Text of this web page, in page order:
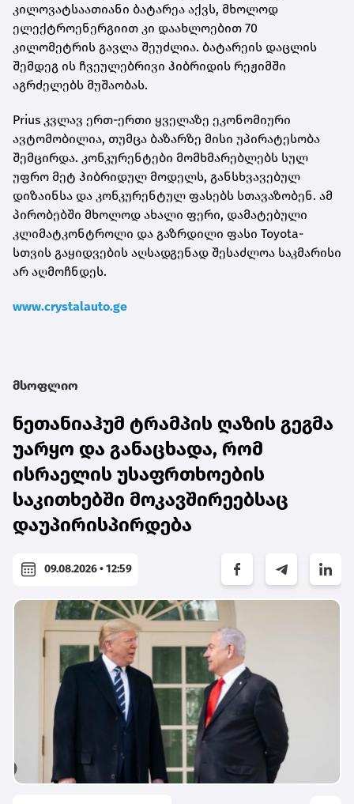
კილოვატსაათიანი ბატარეა აქვს, მხოლოდ
ელექტროენერგიით კი დაახლოებით 70
კილომეტრის გავლა შეუძლია. ბატარეის დაცლის
შემდეგ ის ჩვეულებრივი ჰიბრიდის რეჟიმში
აგრძელებს მუშაობას.
Prius კვლავ ერთ-ერთი ყველაზე ეკონომიური
ავტომობილია, თუმცა ბაზარზე მისი უპირატესობა
შემცირდა. კონკურენტები მომხმარებლებს სულ
უფრო მეტ ჰიბრიდულ მოდელს, განსხვავებულ
დიზაინსა და კონკურენტულ ფასებს სთავაზობენ. ამ
პირობებში მხოლოდ ახალი ფერი, დამატებული
კლიმატკონტროლი და გაზრდილი ფასი Toyota-
სთვის გაყიდვების აღსადგენად შესაძლოა საკმარისი
არ აღმოჩნდეს.
www.crystalauto.ge
მსოფლიო
ნეთანიაჰუმ ტრამპის ღაზის გეგმა
უარყო და განაცხადა, რომ
ისრაელის უსაფრთხოების
საკითხებში მოკავშირეებსაც
დაუპირისპირდება
09.08.2026 • 12:59